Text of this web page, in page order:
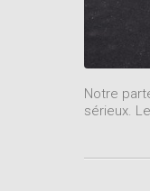
Notre
sérieux.